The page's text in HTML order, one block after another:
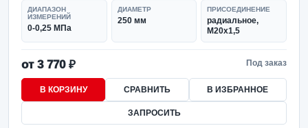
ДИАПАЗОН
ИЗМЕРЕНИЙ
0-0,25 МПа
ДИАМЕТР
250 мм
ПРИСОЕДИНЕНИЕ
радиальное,
M20x1,5
от 3 770 ₽ Под заказ
В КОРЗИНУ СРАВНИТЬ В ИЗБРАННОЕ
ЗАПРОСИТЬ